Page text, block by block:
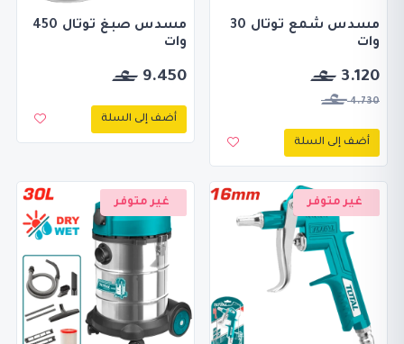
مسدس شمع توتال 30
وات
3.120
4.730
أضف إلى السلة
مسدس صبغ توتال 450
وات
9.450
أضف إلى السلة
غير متوفر غير متوفر